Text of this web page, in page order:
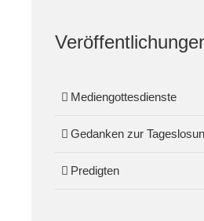
Mediengottesdienste
Gedanken zur
Predigten